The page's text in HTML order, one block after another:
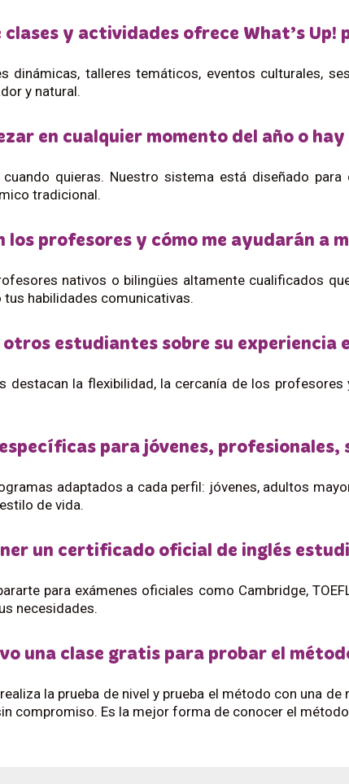
clases y actividades ofrece What’s
dinámicas, talleres temáticos, eventos culturales,
y natural.
en cualquier momento del año o
cuando quieras. Nuestro sistema está diseñado
tradicional.
los profesores y cómo me ayudarán a
nativos o bilingües altamente cualificados
habilidades comunicativas.
otros estudiantes sobre su experiencia
destacan la flexibilidad, la cercanía de los
para jóvenes, profesionales,
adaptados a cada perfil: jóvenes, adultos
de vida.
un certificado oficial de inglés
para exámenes oficiales como Cambridge,
necesidades.
una clase gratis para probar el
la prueba de nivel y prueba el método con una de
compromiso. Es la mejor forma de conocer el